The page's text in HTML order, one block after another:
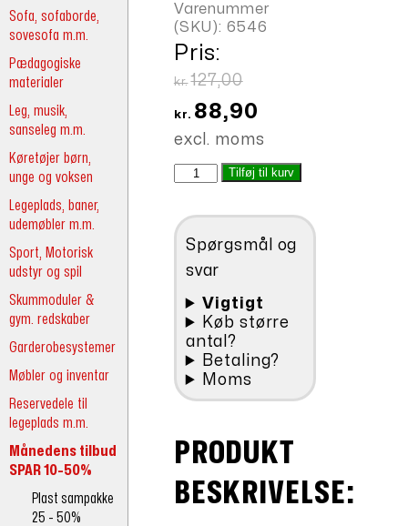
Sofa, sofaborde,
sovesofa m.m.
Pædagogiske
materialer
Leg, musik,
sanseleg m.m.
Køretøjer børn,
unge og voksen
Legeplads, baner,
udemøbler m.m.
Sport, Motorisk
udstyr og spil
Skummoduler &
gym. redskaber
Garderobesystemer
Møbler og inventar
Reservedele til
legeplads m.m.
Månedens tilbud
SPAR 10-50%
Plast sampakke
25 - 50%
Varenummer
(SKU): 6546
Pris:
kr. 127,00Den
oprindelige
kr.127,00.
kr. 88,90
er:
excl. moms
Påfyldning,
Tilføj til kurv
Spørgsmål og
svar
Vigtigt
Køb større
antal?
Betaling?
Moms
PRODUKT
BESKRIVELSE: